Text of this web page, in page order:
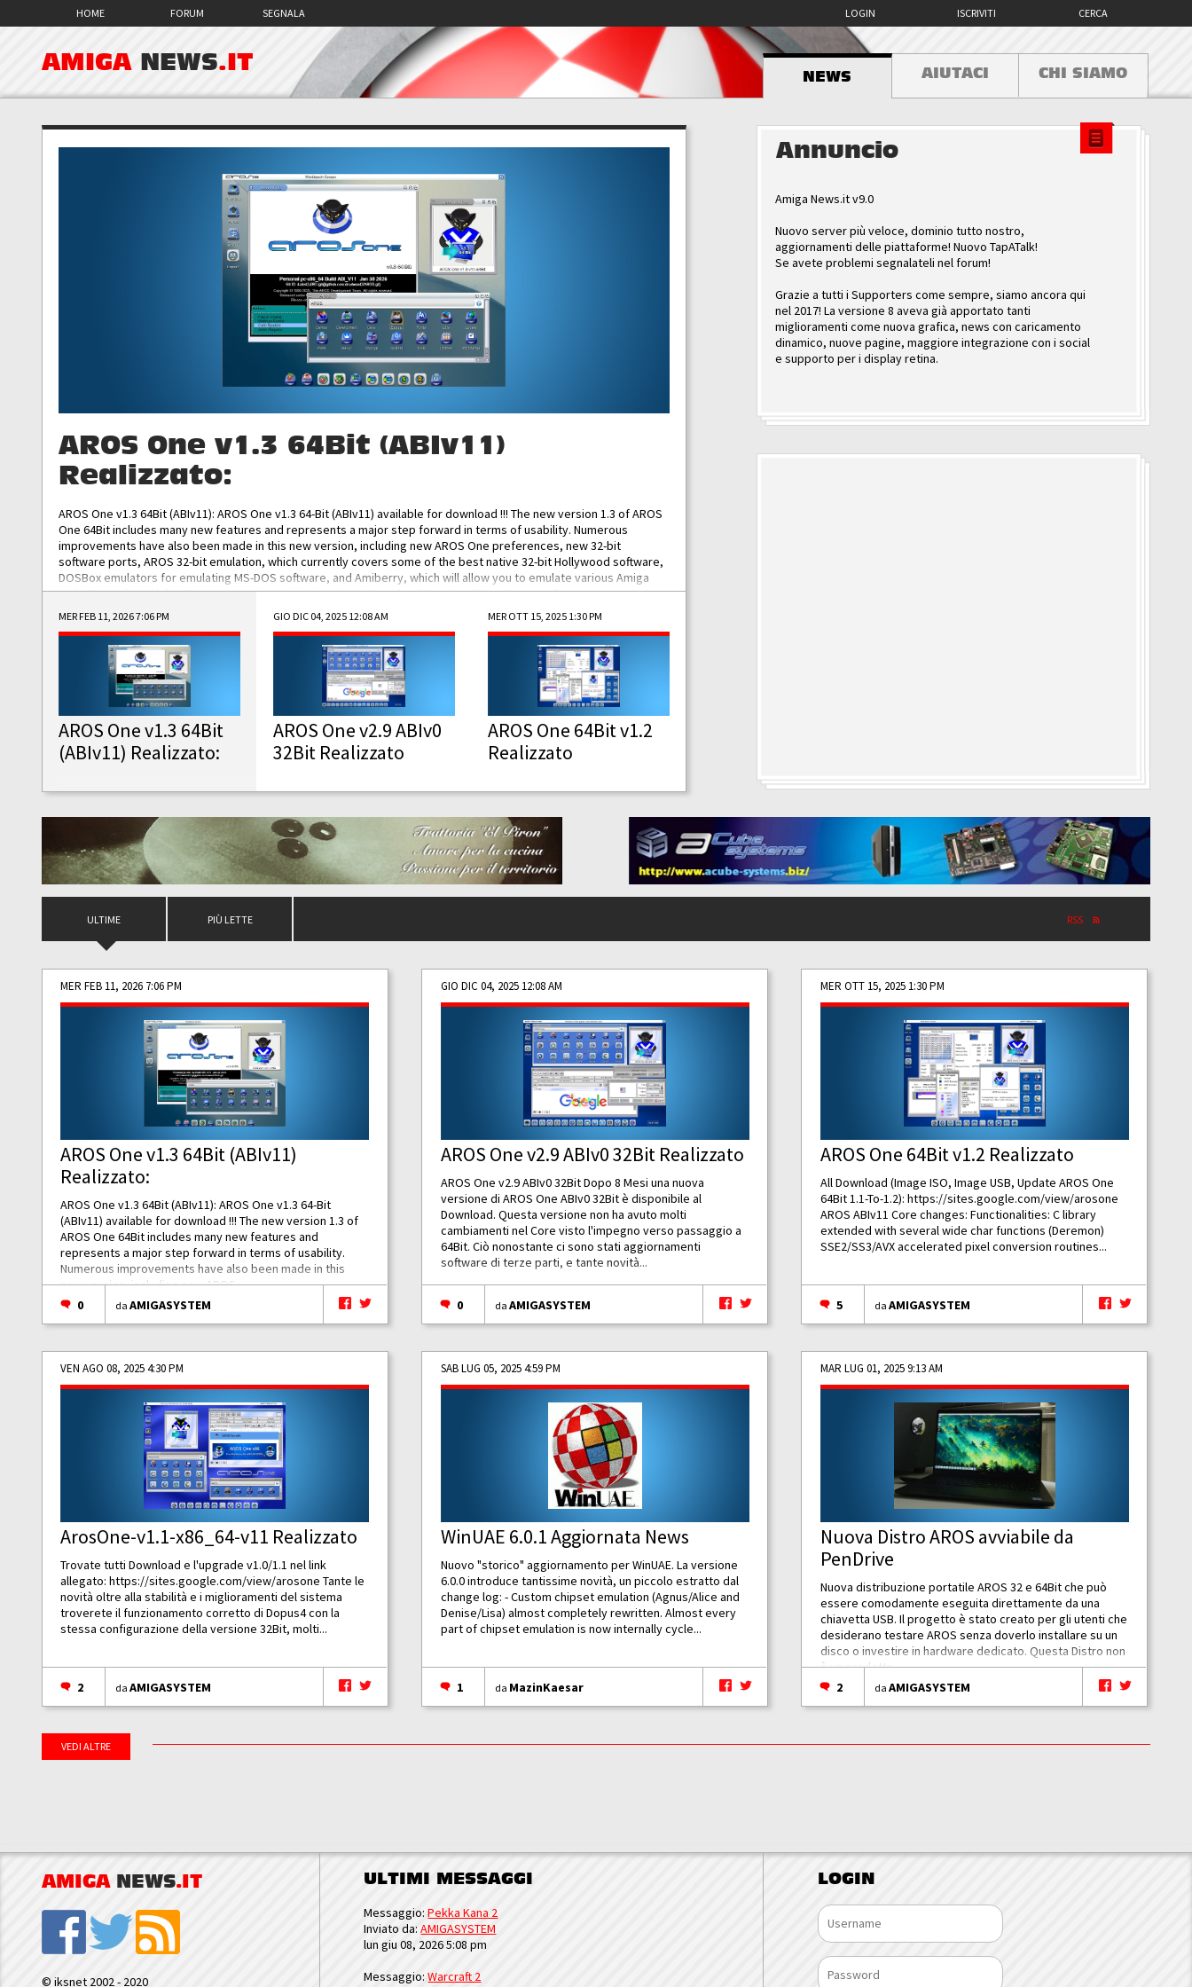
HOME FORUM SEGNALA CERCA
ISCRIVITI
LOGIN
AMIGA NEWS.IT
NEWS AIUTACI CHI SIAMO
AROS One v1.3 64Bit (ABIv11)
Realizzato:
AROS One v1.3 64Bit (ABIv11): AROS One v1.3 64-Bit (ABIv11) available for download !!! The new version 1.3 of AROS
One 64Bit includes many new features and represents a major step forward in terms of usability. Numerous
improvements have also been made in this new version, including new AROS One preferences, new 32-bit
software ports, AROS 32-bit emulation, which currently covers some of the best native 32-bit Hollywood software,
DOSBox emulators for emulating MS-DOS software, and Amiberry, which will allow you to emulate various Amiga
and AROS 68k models. AROS One v1.3 64-Bit-v11 ISO/IMG/: Download Functionalities: Improved...
MER FEB 11, 2026 7:06 PM
AROS One v1.3 64Bit
(ABIv11) Realizzato:
GIO DIC 04, 2025 12:08 AM
AROS One v2.9 ABIv0
32Bit Realizzato
MER OTT 15, 2025 1:30 PM
AROS One 64Bit v1.2
Realizzato
Annuncio
Amiga News.it v9.0
Nuovo server più veloce, dominio tutto nostro,
aggiornamenti delle piattaforme! Nuovo TapATalk!
Se avete problemi segnalateli nel forum!
Grazie a tutti i Supporters come sempre, siamo ancora qui
nel 2017! La versione 8 aveva già apportato tanti
miglioramenti come nuova grafica, news con caricamento
dinamico, nuove pagine, maggiore integrazione con i social
e supporto per i display retina.
ULTIME PIÙ LETTE RSS
MER FEB 11, 2026 7:06 PM
AROS One v1.3 64Bit (ABIv11)
Realizzato:
AROS One v1.3 64Bit (ABIv11): AROS One v1.3 64-Bit
(ABIv11) available for download !!! The new version 1.3 of
AROS One 64Bit includes many new features and
represents a major step forward in terms of usability.
Numerous improvements have also been made in this
new version, including new AROS...
0
daAMIGASYSTEM
GIO DIC 04, 2025 12:08 AM
AROS One v2.9 ABIv0 32Bit Realizzato
AROS One v2.9 ABIv0 32Bit Dopo 8 Mesi una nuova
versione di AROS One ABIv0 32Bit è disponibile al
Download. Questa versione non ha avuto molti
cambiamenti nel Core visto l'impegno verso passaggio a
64Bit. Ciò nonostante ci sono stati aggiornamenti
software di terze parti, e tante novità...
0 daAMIGASYSTEM
MER OTT 15, 2025 1:30 PM
AROS One 64Bit v1.2 Realizzato
All Download (Image ISO, Image USB, Update AROS One
64Bit 1.1-To-1.2): https://sites.google.com/view/arosone
AROS ABIv11 Core changes: Functionalities: C library
extended with several wide char functions (Deremon)
SSE2/SS3/AVX accelerated pixel conversion routines...
5 daAMIGASYSTEM
VEN AGO 08, 2025 4:30 PM
ArosOne-v1.1-x86_64-v11 Realizzato
Trovate tutti Download e l'upgrade v1.0/1.1 nel link
allegato:https://sites.google.com/view/arosone Tante le
novità oltre alla stabilità e i miglioramenti del sistema
troverete il funzionamento corretto di Dopus4 con la
stessa configurazione della versione 32Bit, molti...
2 daAMIGASYSTEM
SAB LUG 05, 2025 4:59 PM
WinUAE 6.0.1 Aggiornata News
Nuovo "storico" aggiornamento per WinUAE. La versione
6.0.0 introduce tantissime novità, un piccolo estratto dal
change log: - Custom chipset emulation (Agnus/Alice and
Denise/Lisa) almost completely rewritten. Almost every
part of chipset emulation is now internally cycle...
1 da MazinKaesar
MAR LUG 01, 2025 9:13 AM
Nuova Distro AROS avviabile da
PenDrive
Nuova distribuzione portatile AROS 32 e 64Bit che può
essere comodamente eseguita direttamente da una
chiavetta USB. Il progetto è stato creato per gli utenti che
desiderano testare AROS senza doverlo installare su un
disco o investire in hardware dedicato. Questa Distro non
è un prodotto...
2
daAMIGASYSTEM
VEDI ALTRE
AMIGA NEWS.IT
© iksnet 2002 - 2020
ULTIMI MESSAGGI
Messaggio:Pekka Kana 2
Inviato da:AMIGASYSTEM
lun giu 08, 2026 5:08 pm
Messaggio:Warcraft 2
LOGIN